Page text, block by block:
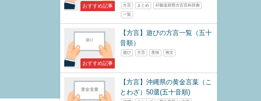
おすすめ記事 方言 まとめ
47都道府県方言百科辞典
一覧
おすすめ記事
【方言】遊びの方言一覧（五十
音順）
遊び 方言 意味 例文
【方言】沖縄県の黄金言葉（こ
とわざ）50選(五十音順)